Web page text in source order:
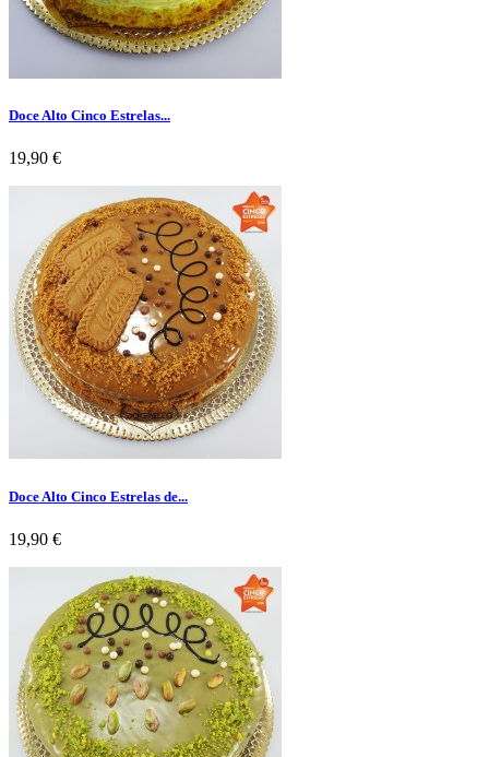
Doce Alto Cinco Estrelas...
Preço
19,90 €
Doce Alto Cinco Estrelas de...
Preço
19,90 €